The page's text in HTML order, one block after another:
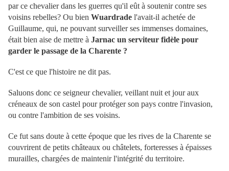
par ce chevalier dans les guerres qu'il eût à soutenir contre ses
voisins rebelles? Ou bien Wuardrade l'avait-il achetée de
Guillaume, qui, ne pouvant surveiller ses immenses domaines,
était bien aise de mettre à Jarnac un serviteur fidèle pour
garder le passage de la Charente ?
C'est ce que l'histoire ne dit pas.
Saluons donc ce seigneur chevalier, veillant nuit et jour aux
créneaux de son castel pour protéger son pays contre l'invasion,
ou contre l'ambition de ses voisins.
Ce fut sans doute à cette époque que les rives de la Charente se
couvrirent de petits châteaux ou châtelets, forteresses à épaisses
murailles, chargées de maintenir l'intégrité du territoire.